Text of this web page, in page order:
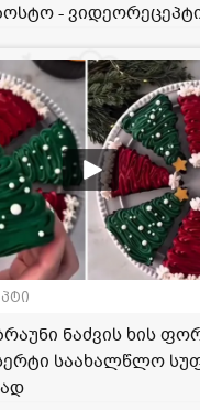
-
ნაძვის ხის
საახალწლო